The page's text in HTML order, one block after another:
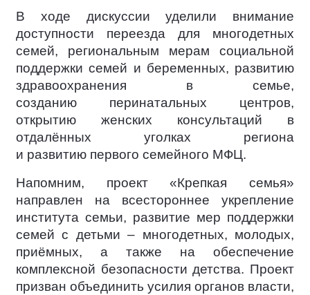
В ходе дискуссии уделили внимание
доступности переезда для многодетных
семей, региональным мерам социальной
поддержки семей и беременных, развитию
здравоохранения в семье,
созданию перинатальных центров,
открытию женских консультаций в
отдалённых уголках региона
и развитию первого семейного МФЦ.
Напомним, проект «Крепкая семья»
направлен на всестороннее укрепление
института семьи, развитие мер поддержки
семей с детьми – многодетных, молодых,
приёмных, а также на обеспечение
комплексной безопасности детства. Проект
призван объединить усилия органов власти,